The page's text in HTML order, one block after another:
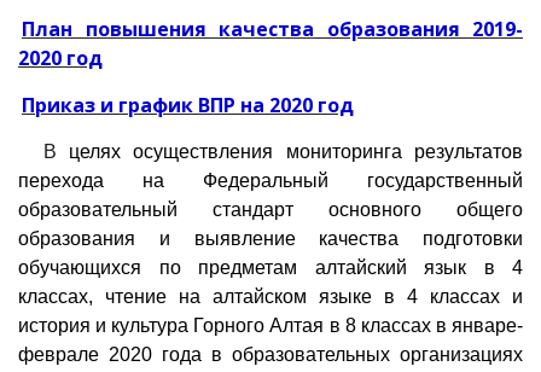
План повышения качества образования 2019-
2020 год
Приказ и график ВПР на 2020 год
В
целях осуществления мониторинга результатов
перехода на Федеральный государственный
образовательный стандарт основного общего
образования и выявление качества подготовки
обучающихся по предметам алтайский язык в 4
классах, чтение на алтайском языке в 4 классах и
история и культура Горного Алтая в 8 классах в январе-
феврале 2020 года в образовательных организациях